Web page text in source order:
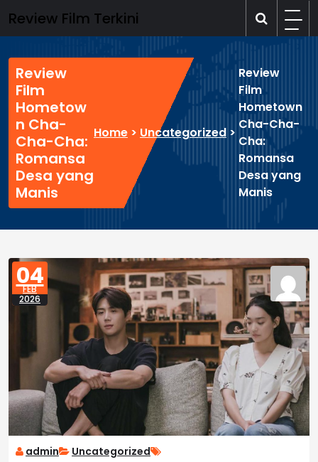
to
content
Review Film Terkini
Review
Film
Hometow
n Cha-
Cha-Cha:
Romansa
Desa yang
Manis
Home > Uncategorized >
Review
Film
Hometown
Cha-Cha-
Cha:
Romansa
Desa yang
Manis
04
FEB
2026
admin Uncategorized